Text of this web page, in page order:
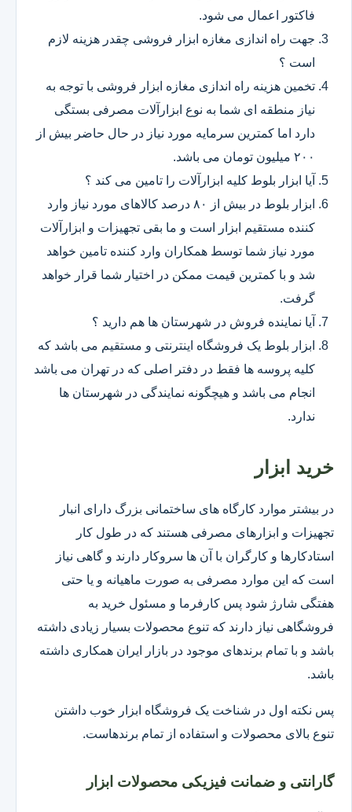
فاکتور اعمال می شود.
جهت راه اندازی مغازه ابزار فروشی چقدر هزینه لازم
است ؟
تخمین هزینه راه اندازی مغازه ابزار فروشی با توجه به
نیاز منطقه ای شما به نوع ابزارآلات مصرفی بستگی
دارد اما کمترین سرمایه مورد نیاز در حال حاضر بیش از
۲۰۰ میلیون تومان می باشد.
آیا ابزار بلوط کلیه ابزارآلات را تامین می کند ؟
ابزار بلوط در بیش از ۸۰ درصد کالاهای مورد نیاز وارد
کننده مستقیم ابزار است و ما بقی تجهیزات و ابزارآلات
مورد نیاز شما توسط همکاران وارد کننده تامین خواهد
شد و با کمترین قیمت ممکن در اختیار شما قرار خواهد
گرفت.
آیا نماینده فروش در شهرستان ها هم دارید ؟
ابزار بلوط یک فروشگاه اینترنتی و مستقیم می باشد که
کلیه پروسه ها فقط در دفتر اصلی که در تهران می باشد
انجام می باشد و هیچگونه نمایندگی در شهرستان ها
ندارد.
خرید ابزار
در بیشتر موارد کارگاه های ساختمانی بزرگ دارای انبار
تجهیزات و ابزارهای مصرفی هستند که در طول کار
استادکارها و کارگران با آن ها سروکار دارند و گاهی نیاز
است که این موارد مصرفی به صورت ماهیانه و یا حتی
هفتگی شارژ شود پس کارفرما و مسئول خرید به
فروشگاهی نیاز دارند که تنوع محصولات بسیار زیادی داشته
باشد و با تمام برندهای موجود در بازار ایران همکاری داشته
باشد.
پس نکته اول در شناخت یک فروشگاه ابزار خوب داشتن
تنوع بالای محصولات و استفاده از تمام برندهاست.
گارانتی و ضمانت فیزیکی محصولات ابزار